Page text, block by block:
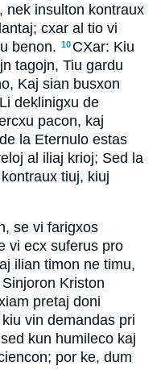
nek insulton kontraux
cxar al tio vi
benon. 10 CXar: Kiu
tagojn, Tiu gardu
Kaj sian busxon
Li deklinigxu de
pacon, kaj
la Eternulo estas
al iliaj krioj; Sed la
tiuj, kiuj
se vi farigxos
vi ecx suferus pro
ilian timon ne timu,
Kriston
pretaj doni
vin demandas pri
kun humileco kaj
por ke, dum